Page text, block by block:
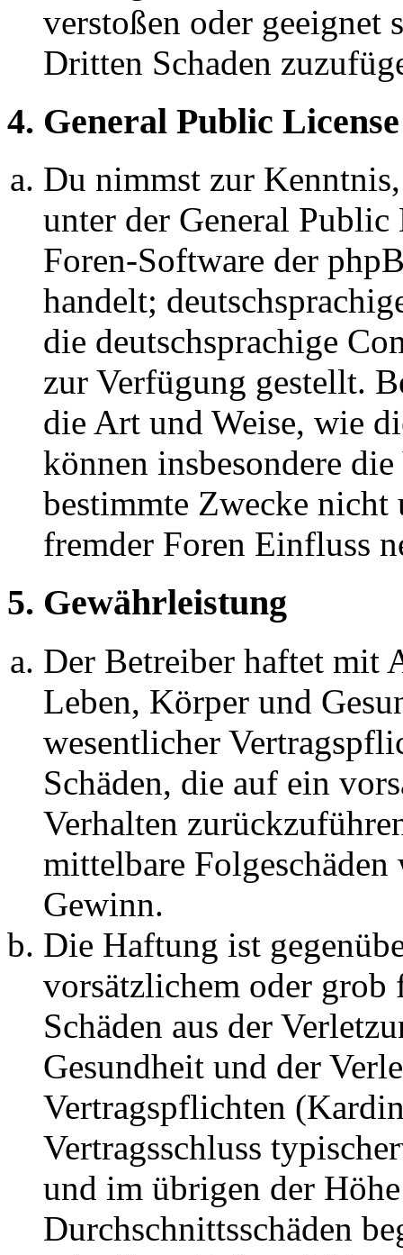
verstoßen oder geeignet
Dritten Schaden
4. General Public License
Du nimmst zur
unter der General
Foren-Software der
handelt;
die deutschsprachige
zur Verfügung gestellt.
die Art und Weise, wie
können insbesondere
bestimmte Zwecke nicht
fremder Foren Einfluss
5. Gewährleistung
Der Betreiber haftet mit
Leben, Körper und
wesentlicher
Schäden, die auf ein
Verhalten
mittelbare Folgeschäden
Gewinn.
Die Haftung ist
vorsätzlichem oder grob
Schäden aus der
Gesundheit und der
Vertragspflichten
Vertragsschluss
und im übrigen der
Durchschnittsschäden